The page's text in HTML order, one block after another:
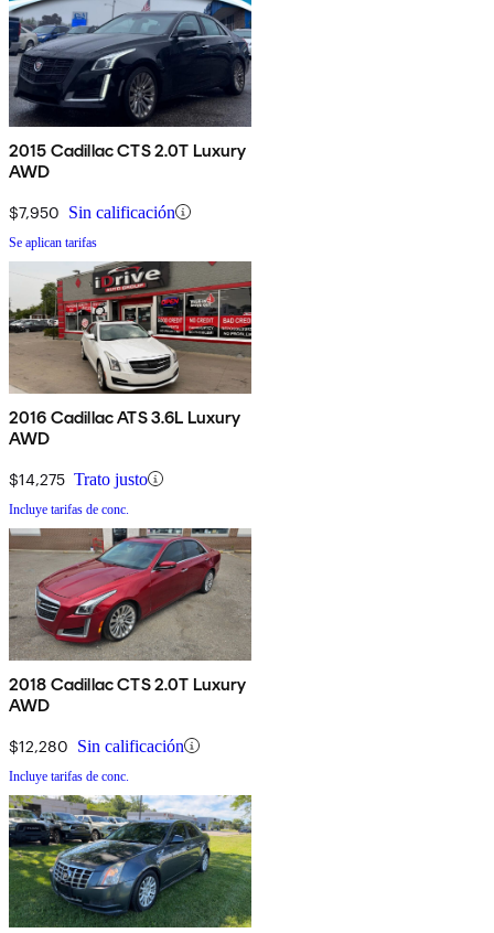
2015 Cadillac CTS 2.0T Luxury
AWD
$7,950 Sin calificación
Se aplican tarifas
2016 Cadillac ATS 3.6L Luxury
AWD
$14,275 Trato justo
Incluye tarifas de conc.
2018 Cadillac CTS 2.0T Luxury
AWD
$12,280 Sin calificación
Incluye tarifas de conc.